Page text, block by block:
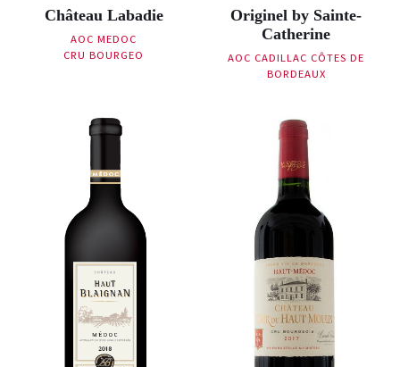
Château Labadie
AOC MEDOC
CRU BOURGEO
Originel by Sainte-
Catherine
AOC CADILLAC CÔTES DE
BORDEAUX